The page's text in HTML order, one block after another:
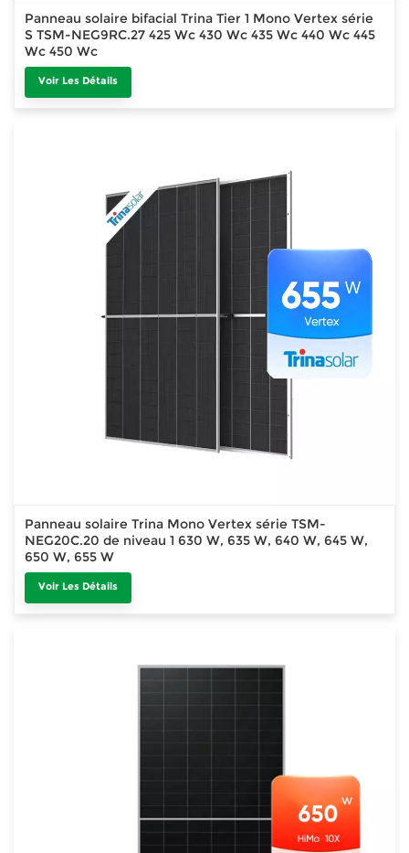
Panneau solaire bifacial Trina Tier 1 Mono Vertex série
S TSM-NEG9RC.27 425 Wc 430 Wc 435 Wc 440 Wc 445
Wc 450 Wc
Voir Les Détails
Panneau solaire Trina Mono Vertex série TSM-
NEG20C.20 de niveau 1 630 W, 635 W, 640 W, 645 W,
650 W, 655 W
Voir Les Détails